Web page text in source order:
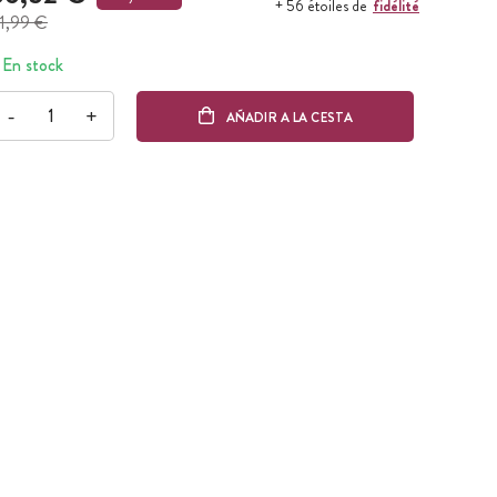
€
+ 56 étoiles de fidélité
En stock
- + AÑADIR A LA CESTA